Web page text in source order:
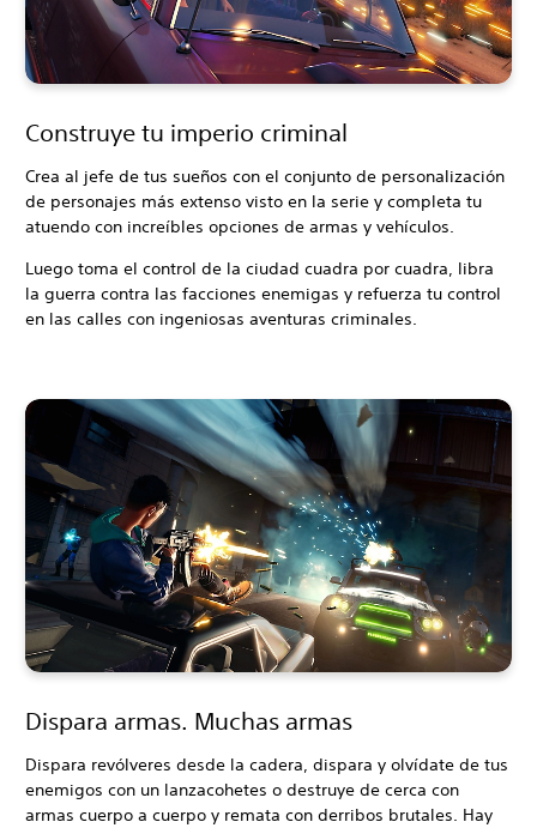
Construye tu imperio criminal
Crea al jefe de tus sueños con el conjunto de personalización
de personajes más extenso visto en la serie y completa tu
atuendo con increíbles opciones de armas y vehículos.
Luego toma el control de la ciudad cuadra por cuadra, libra
la guerra contra las facciones enemigas y refuerza tu control
en las calles con ingeniosas aventuras criminales.
Dispara armas. Muchas armas
Dispara revólveres desde la cadera, dispara y olvídate de tus
enemigos con un lanzacohetes o destruye de cerca con
armas cuerpo a cuerpo y remata con derribos brutales. Hay